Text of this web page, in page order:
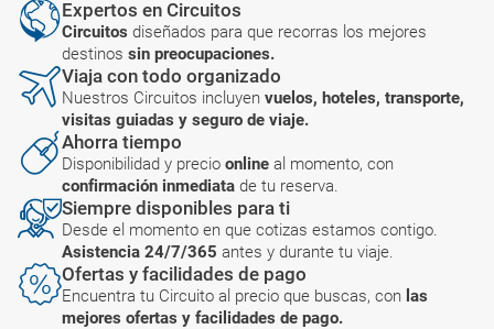
Expertos en Circuitos
Circuitos diseñados para que recorras los mejores
destinos sin preocupaciones.
Viaja con todo organizado
Nuestros Circuitos incluyen vuelos, hoteles, transporte,
visitas guiadas y seguro de viaje.
Ahorra tiempo
Disponibilidad y precio online al momento, con
confirmación inmediata de tu reserva.
Siempre disponibles para ti
Desde el momento en que cotizas estamos contigo.
Asistencia 24/7/365 antes y durante tu viaje.
Ofertas y facilidades de pago
Encuentra tu Circuito al precio que buscas, con las
mejores ofertas y facilidades de pago.